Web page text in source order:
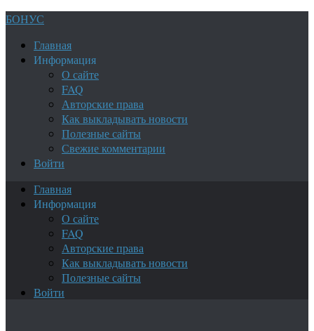
БОНУС
Главная
Информация
О сайте
FAQ
Авторские права
Как выкладывать новости
Полезные сайты
Свежие комментарии
Войти
Главная
Информация
О сайте
FAQ
Авторские права
Как выкладывать новости
Полезные сайты
Войти